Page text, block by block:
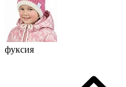
фуксия